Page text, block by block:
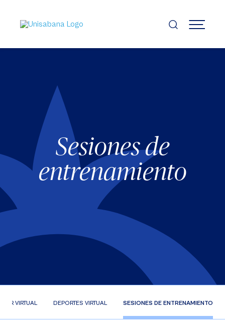
contenido
principal
MENÚ
Sesiones de
entrenamiento
VIRTUAL DEPORTES VIRTUAL SESIONES DE ENTRENAMIENTO